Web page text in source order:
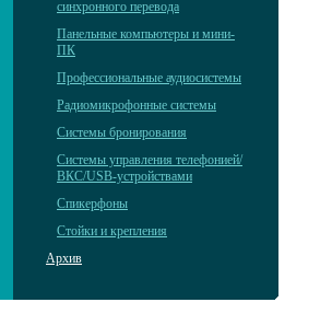
синхронного перевода
Панельные компьютеры и мини-
ПК
Профессиональные аудиосистемы
Радиомикрофонные системы
Системы бронирования
Системы управления телефонией/
ВКС/USB-устройствами
Спикерфоны
Стойки и крепления
Архив